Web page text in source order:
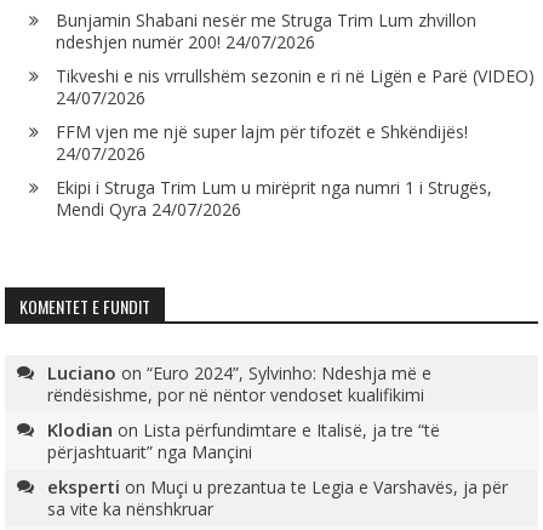
Bunjamin Shabani nesër me Struga Trim Lum zhvillon
ndeshjen numër 200! 24/07/2026
Tikveshi e nis vrrullshëm sezonin e ri në Ligën e Parë (VIDEO)
24/07/2026
FFM vjen me një super lajm për tifozët e Shkëndijës!
24/07/2026
Ekipi i Struga Trim Lum u mirëprit nga numri 1 i Strugës,
Mendi Qyra 24/07/2026
KOMENTET E FUNDIT
Luciano on“Euro 2024”, Sylvinho: Ndeshja më e
rëndësishme, por në nëntor vendoset kualifikimi
Klodian on Lista përfundimtare e Italisë, ja tre “të
përjashtuarit” nga Mançini
eksperti on Muçi u prezantua te Legia e Varshavës, ja për
sa vite ka nënshkruar